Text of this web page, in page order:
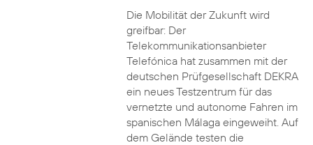
Die Mobilität der Zukunft wird
greifbar: Der
Telekommunikationsanbieter
Telefónica hat zusammen mit der
deutschen Prüfgesellschaft DEKRA
ein neues Testzentrum für das
vernetzte und autonome Fahren im
spanischen Málaga eingeweiht. Auf
dem Gelände testen die